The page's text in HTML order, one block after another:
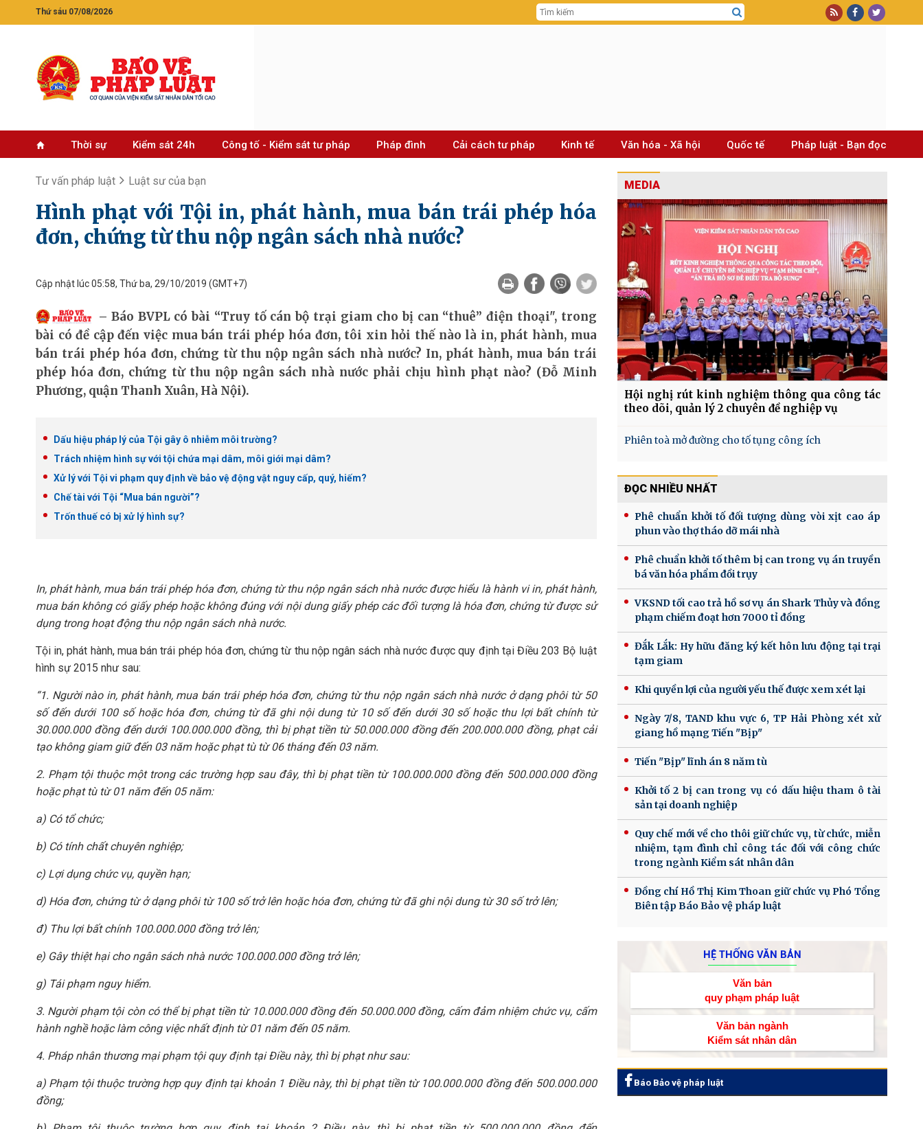
Thứ sáu 07/08/2026
Thời sự Kiểm sát 24h Công tố - Kiểm sát tư pháp Pháp đình Cải cách tư pháp Kinh tế Văn hóa - Xã hội Quốc tế Pháp luật - Bạn đọc
Tư vấn pháp luật Luật sư của bạn
Hình phạt với Tội in, phát hành, mua bán trái phép hóa
đơn, chứng từ thu nộp ngân sách nhà nước?
Cập nhật lúc 05:58, Thứ ba, 29/10/2019 (GMT+7)
Báo BVPL có bài “Truy tố cán bộ trại giam cho bị can “thuê” điện thoại", trong
bài có đề cập đến việc mua bán trái phép hóa đơn, tôi xin hỏi thế nào là in, phát hành, mua
bán trái phép hóa đơn, chứng từ thu nộp ngân sách nhà nước? In, phát hành, mua bán trái
phép hóa đơn, chứng từ thu nộp ngân sách nhà nước phải chịu hình phạt nào? (Đỗ Minh
Phương, quận Thanh Xuân, Hà Nội).
Dấu hiệu pháp lý của Tội gây ô nhiễm môi trường?
Trách nhiệm hình sự với tội chứa mại dâm, môi giới mại dâm? ​
Xử lý với Tội vi phạm quy định về bảo vệ động vật nguy cấp, quý, hiếm?
Chế tài với Tội “Mua bán người”?
Trốn thuế có bị xử lý hình sự?
In, phát hành, mua bán trái phép hóa đơn, chứng từ thu nộp ngân sách nhà nước được hiểu là hành vi in, phát hành,
mua bán không có giấy phép hoặc không đúng với nội dung giấy phép các đối tượng là hóa đơn, chứng từ được sử
dụng trong hoạt động thu nộp ngân sách nhà nước.
Tội in, phát hành, mua bán trái phép hóa đơn, chứng từ thu nộp ngân sách nhà nước được quy định tại Điều 203 Bộ luật
hình sự 2015 như sau:
“1. Người nào in, phát hành, mua bán trái phép hóa đơn, chứng từ thu nộp ngân sách nhà nước ở dạng phôi từ 50
số đến dưới 100 số hoặc hóa đơn, chứng từ đã ghi nội dung từ 10 số đến dưới 30 số hoặc thu lợi bất chính từ
30.000.000 đồng đến dưới 100.000.000 đồng, thì bị phạt tiền từ 50.000.000 đồng đến 200.000.000 đồng, phạt cải
tạo không giam giữ đến 03 năm hoặc phạt tù từ 06 tháng đến 03 năm.
2. Phạm tội thuộc một trong các trường hợp sau đây, thì bị phạt tiền từ 100.000.000 đồng đến 500.000.000 đồng
hoặc phạt tù từ 01 năm đến 05 năm:
a) Có tổ chức;
b) Có tính chất chuyên nghiệp;
c) Lợi dụng chức vụ, quyền hạn;
d) Hóa đơn, chứng từ ở dạng phôi từ 100 số trở lên hoặc hóa đơn, chứng từ đã ghi nội dung từ 30 số trở lên;
đ) Thu lợi bất chính 100.000.000 đồng trở lên;
e) Gây thiệt hại cho ngân sách nhà nước 100.000.000 đồng trở lên;
g) Tái phạm nguy hiểm.
3. Người phạm tội còn có thể bị phạt tiền từ 10.000.000 đồng đến 50.000.000 đồng, cấm đảm nhiệm chức vụ, cấm
hành nghề hoặc làm công việc nhất định từ 01 năm đến 05 năm.
4. Pháp nhân thương mại phạm tội quy định tại Điều này, thì bị phạt như sau:
a) Phạm tội thuộc trường hợp quy định tại khoản 1 Điều này, thì bị phạt tiền từ 100.000.000 đồng đến 500.000.000
đồng;
MEDIA
Hội nghị rút kinh nghiệm thông qua công tác
theo dõi, quản lý 2 chuyên đề nghiệp vụ
Phiên toà mở đường cho tố tụng công ích
ĐỌC NHIỀU NHẤT
Phê chuẩn khởi tố đối tượng dùng vòi xịt cao áp
phun vào thợ tháo dỡ mái nhà
Phê chuẩn khởi tố thêm bị can trong vụ án truyền
bá văn hóa phẩm đồi trụy
VKSND tối cao trả hồ sơ vụ án Shark Thủy và đồng
phạm chiếm đoạt hơn 7000 tỉ đồng
Đắk Lắk: Hy hữu đăng ký kết hôn lưu động tại trại
tạm giam
Khi quyền lợi của người yếu thế được xem xét lại
Ngày 7/8, TAND khu vực 6, TP Hải Phòng xét xử
giang hồ mạng Tiến "Bịp"
Tiến "Bịp" lĩnh án 8 năm tù
Khởi tố 2 bị can trong vụ có dấu hiệu tham ô tài
sản tại doanh nghiệp
Quy chế mới về cho thôi giữ chức vụ, từ chức, miễn
nhiệm, tạm đình chỉ công tác đối với công chức
trong ngành Kiểm sát nhân dân
Đồng chí Hồ Thị Kim Thoan giữ chức vụ Phó Tổng
Biên tập Báo Bảo vệ pháp luật
HỆ THỐNG VĂN BẢN
Văn bản
quy phạm pháp luật
Văn bản ngành
Kiểm sát nhân dân
Báo Bảo vệ pháp luật